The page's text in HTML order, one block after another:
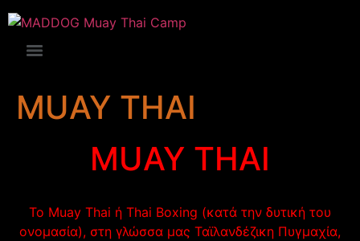
MUAY THAI
MUAY THAI
Το Muay Thai ή Thai Βoxing (κατά την δυτική του
ονομασία), στη γλώσσα μας Ταϊλανδέζικη Πυγμαχία,